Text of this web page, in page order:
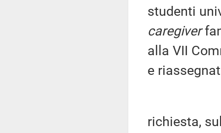
studenti
caregiver
alla VII
e
richiesta,